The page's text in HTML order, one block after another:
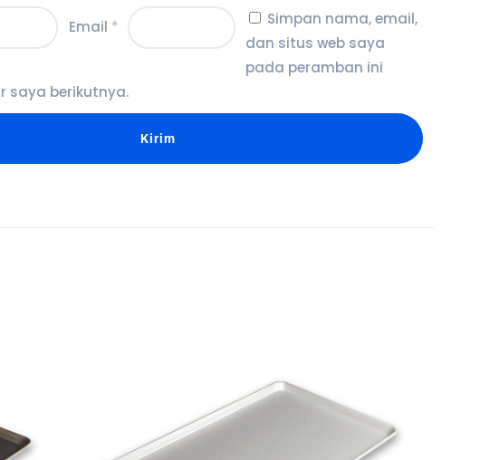
Email *
Simpan nama, email,
dan situs web saya
pada peramban ini
saya berikutnya.